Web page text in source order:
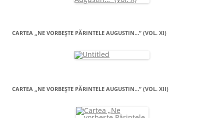
CARTEA „NE VORBEŞTE PĂRINTELE AUGUSTIN…” (VOL. XI)
CARTEA „NE VORBEŞTE PĂRINTELE AUGUSTIN…” (VOL. XII)